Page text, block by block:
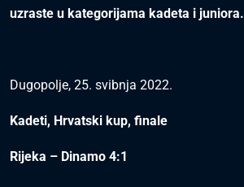
uzraste u kategorijama kadeta i juniora.
Dugopolje, 25. svibnja 2022.
Kadeti, Hrvatski kup, finale
Rijeka – Dinamo 4:1